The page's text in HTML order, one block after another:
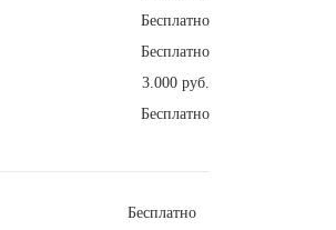
Бесплатно
Бесплатно
3.000 руб.
Бесплатно
Бесплатно